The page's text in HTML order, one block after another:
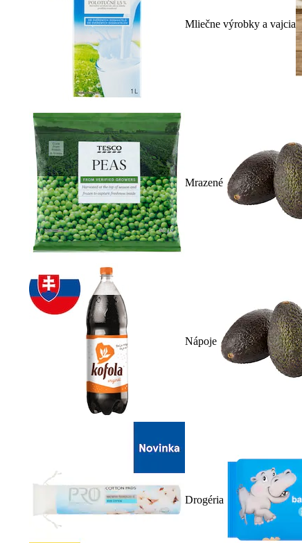
Mliečne výrobky a vajcia
Mrazené
Nápoje
Drogéria